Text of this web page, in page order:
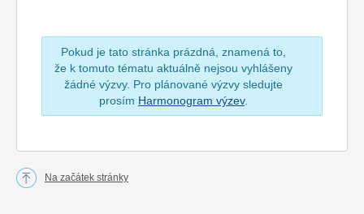
Pokud je tato stránka prázdná, znamená to,
že k tomuto tématu aktuálně nejsou vyhlášeny
žádné výzvy. Pro plánované výzvy sledujte
prosím Harmonogram výzev.
Na začátek stránky